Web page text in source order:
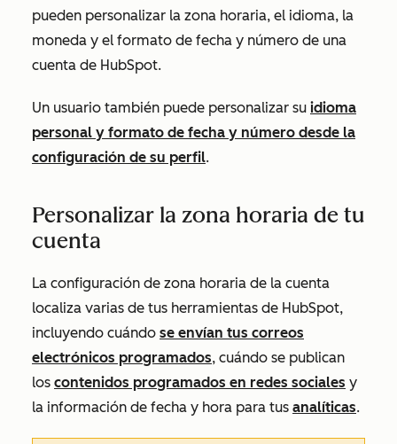
pueden personalizar la zona horaria, el idioma, la
moneda y el formato de fecha y número de una
cuenta de HubSpot.
Un usuario también puede personalizar su idioma
personal y formato de fecha y número desde la
configuración de su perfil.
Personalizar la zona horaria de tu
cuenta
La configuración de zona horaria de la cuenta
localiza varias de tus herramientas de HubSpot,
incluyendo cuándo se envían tus correos
electrónicos programados, cuándo se publican
los contenidos programados en redes sociales y
la información de fecha y hora para tus analíticas.